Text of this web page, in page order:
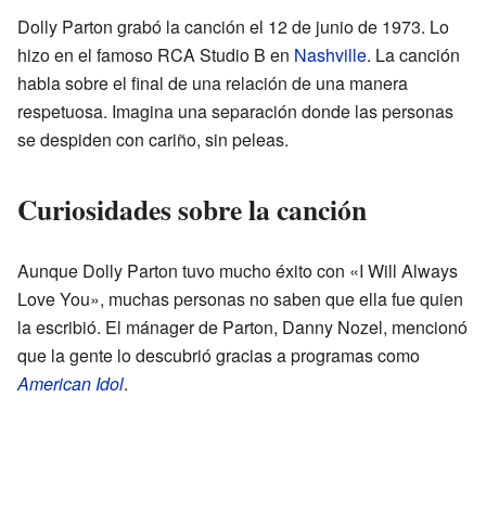
Dolly Parton grabó la canción el 12 de junio de 1973. Lo
hizo en el famoso RCA Studio B en Nashville. La canción
habla sobre el final de una relación de una manera
respetuosa. Imagina una separación donde las personas
se despiden con cariño, sin peleas.
Curiosidades sobre la canción
Aunque Dolly Parton tuvo mucho éxito con «I Will Always
Love You», muchas personas no saben que ella fue quien
la escribió. El mánager de Parton, Danny Nozel, mencionó
que la gente lo descubrió gracias a programas como
American Idol.